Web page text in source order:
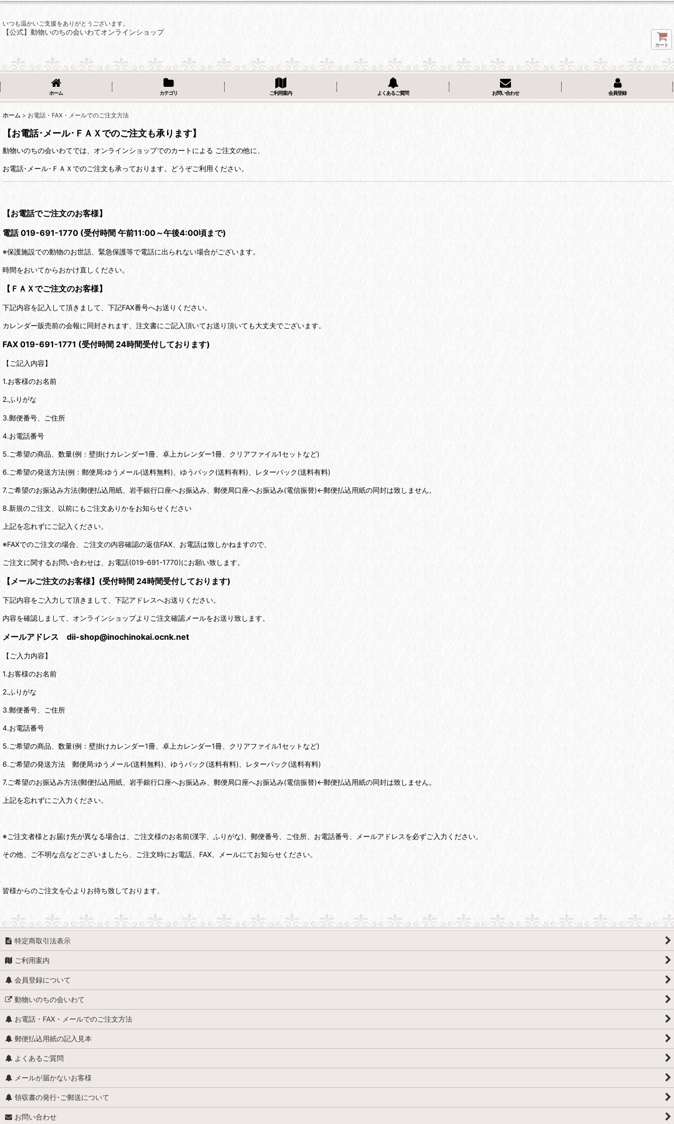
いつも温かいご支援をありがとうございます。
【公式】動物いのちの会いわてオンラインショップ
カート
ホーム カテゴリ ご利用案内 よくあるご質問 お問い合わせ 会員登録
ホーム > お電話・FAX・メールでのご注文方法
【お電話･メール･ＦＡＸでのご注文も承ります】
動物いのちの会いわてでは、オンラインショップでのカートによる ご注文の他に、
お電話･メール･ＦＡＸでのご注文も承っております。どうぞご利用ください。
【お電話でご注文のお客様】
電話 019-691-1770 (受付時間 午前11:00～午後4:00頃まで)
※保護施設での動物のお世話、緊急保護等で電話に出られない場合がございます。
時間をおいてからおかけ直しください。
【ＦＡＸでご注文のお客様】
下記内容を記入して頂きまして、下記FAX番号へお送りください。
カレンダー販売前の会報に同封されます、注文書にご記入頂いてお送り頂いても大丈夫でございます。
FAX 019-691-1771 (受付時間 24時間受付しております)
【ご記入内容】
1.お客様のお名前
2.ふりがな
3.郵便番号、ご住所
4.お電話番号
5.ご希望の商品、数量(例：壁掛けカレンダー1冊、卓上カレンダー1冊、クリアファイル1セットなど)
6.ご希望の発送方法(例：郵便局:ゆうメール(送料無料)、ゆうパック(送料有料)、レターパック(送料有料)
7.ご希望のお振込み方法(郵便払込用紙、岩手銀行口座へお振込み、郵便局口座へお振込み(電信振替)←郵便払込用紙の同封は致しません。
8.新規のご注文、以前にもご注文ありかをお知らせください
上記を忘れずにご記入ください。
※FAXでのご注文の場合、ご注文の内容確認の返信FAX、お電話は致しかねますので、
ご注文に関するお問い合わせは、お電話(019-691-1770)にお願い致します。
【メールご注文のお客様】(受付時間 24時間受付しております)
下記内容をご入力して頂きまして、下記アドレスへお送りください。
内容を確認しまして、オンラインショップよりご注文確認メールをお送り致します。
メールアドレス dii-shop@inochinokai.ocnk.net
【ご入力内容】
1.お客様のお名前
2.ふりがな
3.郵便番号、ご住所
4.お電話番号
5.ご希望の商品、数量(例：壁掛けカレンダー1冊、卓上カレンダー1冊、クリアファイル1セットなど)
6.ご希望の発送方法 郵便局:ゆうメール(送料無料)、ゆうパック(送料有料)、レターパック(送料有料)
7.ご希望のお振込み方法(郵便払込用紙、岩手銀行口座へお振込み、郵便局口座へお振込み(電信振替)←郵便払込用紙の同封は致しません。
上記を忘れずにご入力ください。
※ご注文者様とお届け先が異なる場合は、ご注文様のお名前(漢字、ふりがな)、郵便番号、ご住所、お電話番号、メールアドレスを必ずご入力ください。
その他、ご不明な点などございましたら、ご注文時にお電話、FAX、メールにてお知らせください。
皆様からのご注文を心よりお待ち致しております。
特定商取引法表示
ご利用案内
会員登録について
動物いのちの会いわて
お電話・FAX・メールでのご注文方法
郵便払込用紙の記入見本
よくあるご質問
メールが届かないお客様
領収書の発行･ご郵送について
お問い合わせ